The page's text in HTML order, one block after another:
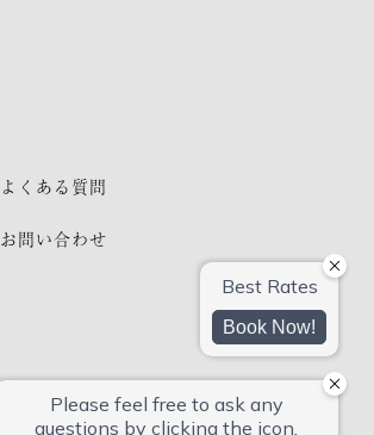
よくある質問
お問い合わせ